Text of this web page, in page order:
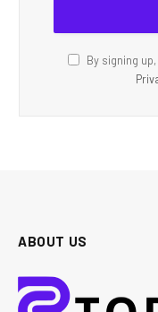
By signing
ABOUT US